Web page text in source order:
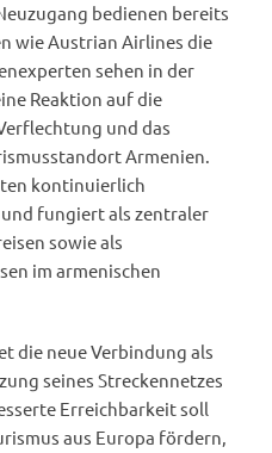
bedienen bereits
wie Austrian Airlines die
sehen in der
Reaktion auf die
und das
Armenien.
kontinuierlich
fungiert als zentraler
sowie als
im armenischen
die neue Verbindung als
seines Streckennetzes
Erreichbarkeit soll
aus Europa fördern,